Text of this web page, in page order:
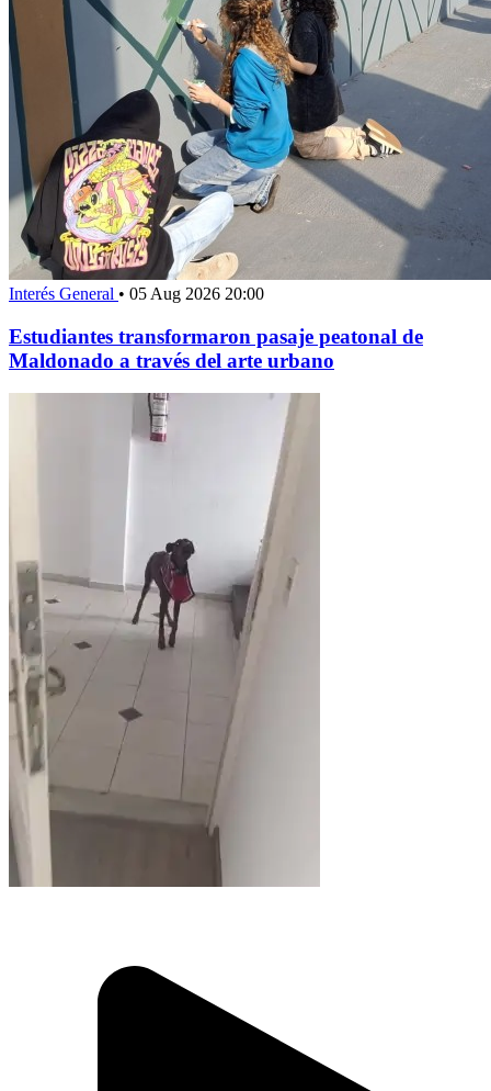
Interés General • 05 Aug 2026 20:00
Estudiantes transformaron pasaje peatonal de
Maldonado a través del arte urbano